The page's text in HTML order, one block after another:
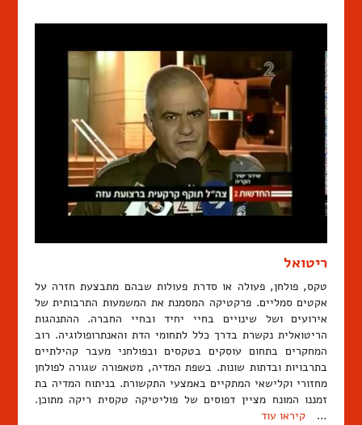
ריטואל
טקס, פולחן, פעולה או סדרת פעולות שבהם מתבצעת חזרה על
אקטים סמליים. פרקטיקה המסמנת את המשמעות התרבותית של
אירועים ושל שינויים בחיי יחיד ובחיי החברה. ההתנהגות
הריטואלית נקשרת בדרך כלל לתחומי הדת והאנתרופולוגיה. רוב
המחקרים בתחום עוסקים בטקסים ובפולחני מעבר קהילתיים
בתרבויות ובדתות שונות. בשפת המדיה, מטאפורה שגורה לפולחן
מחזורי וקלישאי המתקיים באמצעי התקשורת. בניתוח המדיה בת
זמננו המונח מציין דפוסים של פוליטיקה טקסית ריקה מתוכן.
… קיראו עוד